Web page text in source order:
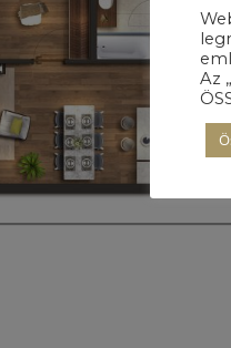
Az